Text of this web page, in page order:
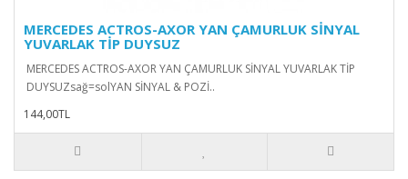
MERCEDES ACTROS-AXOR YAN ÇAMURLUK SİNYAL
YUVARLAK TİP DUYSUZ
MERCEDES ACTROS-AXOR YAN ÇAMURLUK SİNYAL YUVARLAK TİP
DUYSUZsağ=solYAN SİNYAL & POZİ..
144,00TL